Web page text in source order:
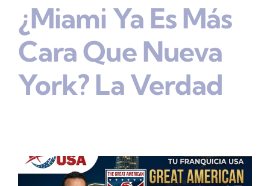
¿Miami Ya Es Más
Cara Que Nueva
York? La Verdad